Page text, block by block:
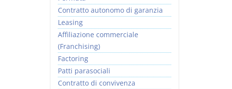
Contratto autonomo di garanzia
Leasing
Affiliazione commerciale
(Franchising)
Factoring
Patti parasociali
Contratto di convivenza